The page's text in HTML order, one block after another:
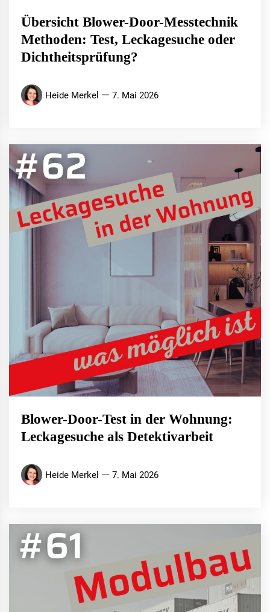
Übersicht Blower-Door-Messtechnik
Methoden: Test, Leckagesuche oder
Dichtheitsprüfung?
Heide Merkel 7. Mai 2026
Blower-Door-Test in der Wohnung:
Leckagesuche als Detektivarbeit
Heide Merkel 7. Mai 2026